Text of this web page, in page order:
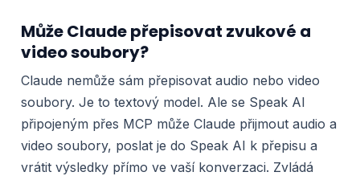
Může Claude přepisovat zvukové a
video soubory?
Claude nemůže sám přepisovat audio nebo video
soubory. Je to textový model. Ale se Speak AI
připojeným přes MCP může Claude přijmout audio a
video soubory, poslat je do Speak AI k přepisu a
vrátit výsledky přímo ve vaší konverzaci. Zvládá